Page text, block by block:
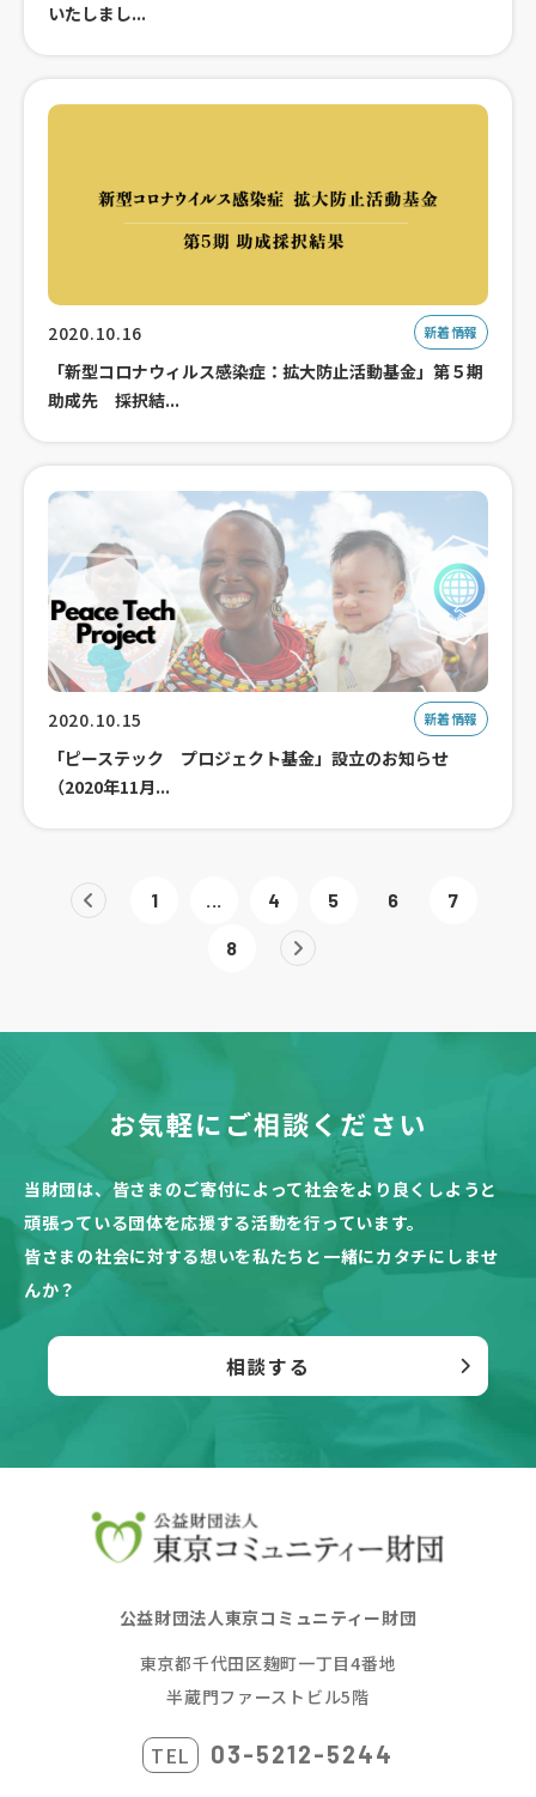
いたしまし...
2020.10.16 新着情報
「新型コロナウィルス感染症：拡大防止活動基金」第５期
助成先 採択結...
2020.10.15 新着情報
「ピーステック プロジェクト基金」設立のお知らせ
（2020年11月...
1 ... 4 5 6 7
8
お気軽にご相談ください
当財団は、皆さまのご寄付によって社会をより良くしようと
頑張っている団体を応援する活動を行っています。
皆さまの社会に対する想いを私たちと一緒にカタチにしませ
んか？
相談する
公益財団法人東京コミュニティー財団
東京都千代田区麹町一丁目4番地
半蔵門ファーストビル5階
03-5212-5244